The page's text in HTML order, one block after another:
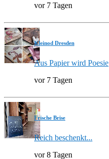
vor 7 Tagen
Kleinod Dresden
Aus Papier wird Poesie
vor 7 Tagen
Frische Brise
Reich beschenkt...
vor 8 Tagen